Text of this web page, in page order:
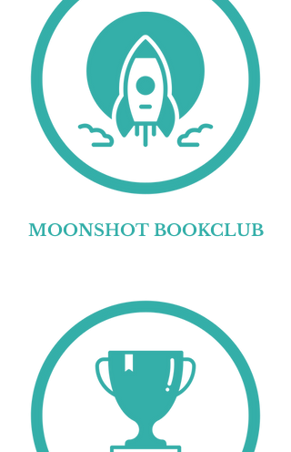
MOONSHOT BOOKCLUB